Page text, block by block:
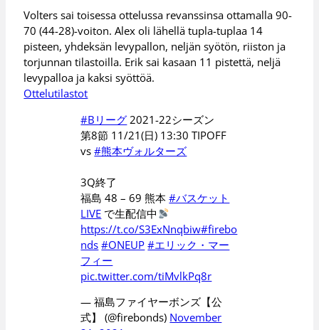
Volters sai toisessa ottelussa revanssinsa ottamalla 90-
70 (44-28)-voiton. Alex oli lähellä tupla-tuplaa 14
pisteen, yhdeksän levypallon, neljän syötön, riiston ja
torjunnan tilastoilla. Erik sai kasaan 11 pistettä, neljä
levypalloa ja kaksi syöttöä.
Ottelutilastot
#Bリーグ 2021-22シーズン
第8節 11/21(日) 13:30 TIPOFF
vs#熊本ヴォルターズ
3Q終了
福島 48 – 69 熊本#バスケット
LIVE で生配信中
https://t.co/S3ExNnqbiw#firebo
nds #ONEUP #エリック・マー
フィー
pic.twitter.com/tiMvlkPq8r
— 福島ファイヤーボンズ【公
式】 (@firebonds) November